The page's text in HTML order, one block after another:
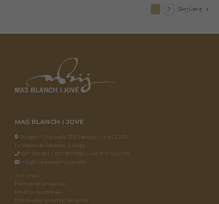
1 2 Següent
MAS BLANCH I JOVÉ
Polígon 9, Parcel·la 129, Paratge Llinar 25471.
La Pobla de Cérvoles (Lleida)
627 559 832 / 627 559 830 / +34 973 050 018
info@masblanchijove.com
Avís Legal
Política de privacitat
Política de cookies
Condicions generals de venta